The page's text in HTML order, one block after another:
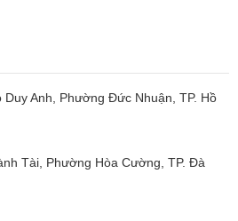
Duy Anh, Phường Đức Nhuận, TP. Hồ
Tài, Phường Hòa Cường, TP. Đà